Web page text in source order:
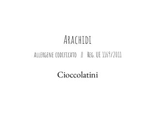
Arachidi
allergene codificato || Reg. UE 1169/2011
Cioccolatini